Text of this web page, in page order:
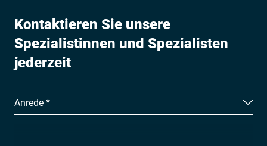
Kontaktieren Sie unsere
Spezialistinnen und Spezialisten
jederzeit
Anrede *